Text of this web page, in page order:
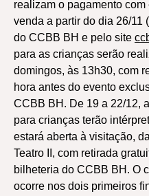
realizam o pagamento
venda a partir do dia 26/11
do CCBB BH e pelo site
para as crianças serão
domingos, às 13h30, com
hora antes do evento
CCBB BH. De 19 a 22/12,
para crianças terão
estará aberta à visitação,
Teatro II, com retirada
bilheteria do CCBB BH. O
ocorre nos dois primeiros